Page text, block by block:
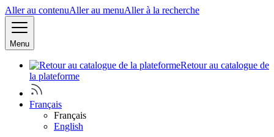
Aller au contenuAller au menuAller à la recherche
Menu
Retour au catalogue de
la plateforme
Français
Français
English